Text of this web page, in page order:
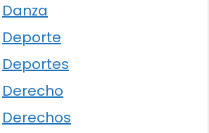
Danza
Deporte
Deportes
Derecho
Derechos